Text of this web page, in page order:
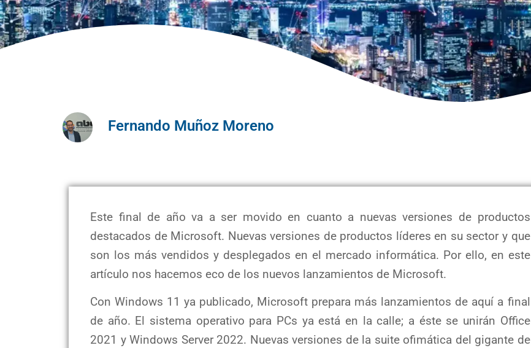
Fernando Muñoz Moreno
Este final de año va a ser movido en cuanto a nuevas versiones de productos
destacados de Microsoft. Nuevas versiones de productos líderes en su sector y que
son los más vendidos y desplegados en el mercado informática. Por ello, en este
artículo nos hacemos eco de los nuevos lanzamientos de Microsoft.
Con Windows 11 ya publicado, Microsoft prepara más lanzamientos de aquí a final
de año. El sistema operativo para PCs ya está en la calle; a éste se unirán Office
2021 y Windows Server 2022. Nuevas versiones de la suite ofimática del gigante de